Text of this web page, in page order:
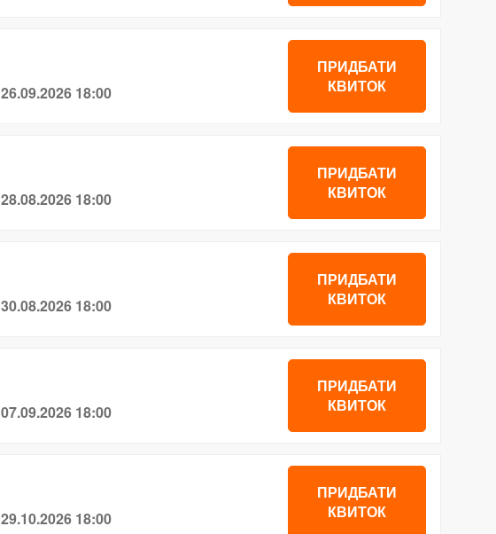
26.09.2026 18:00
ПРИДБАТИ
КВИТОК
28.08.2026 18:00
ПРИДБАТИ
КВИТОК
30.08.2026 18:00
ПРИДБАТИ
КВИТОК
07.09.2026 18:00
ПРИДБАТИ
КВИТОК
29.10.2026 18:00
ПРИДБАТИ
КВИТОК